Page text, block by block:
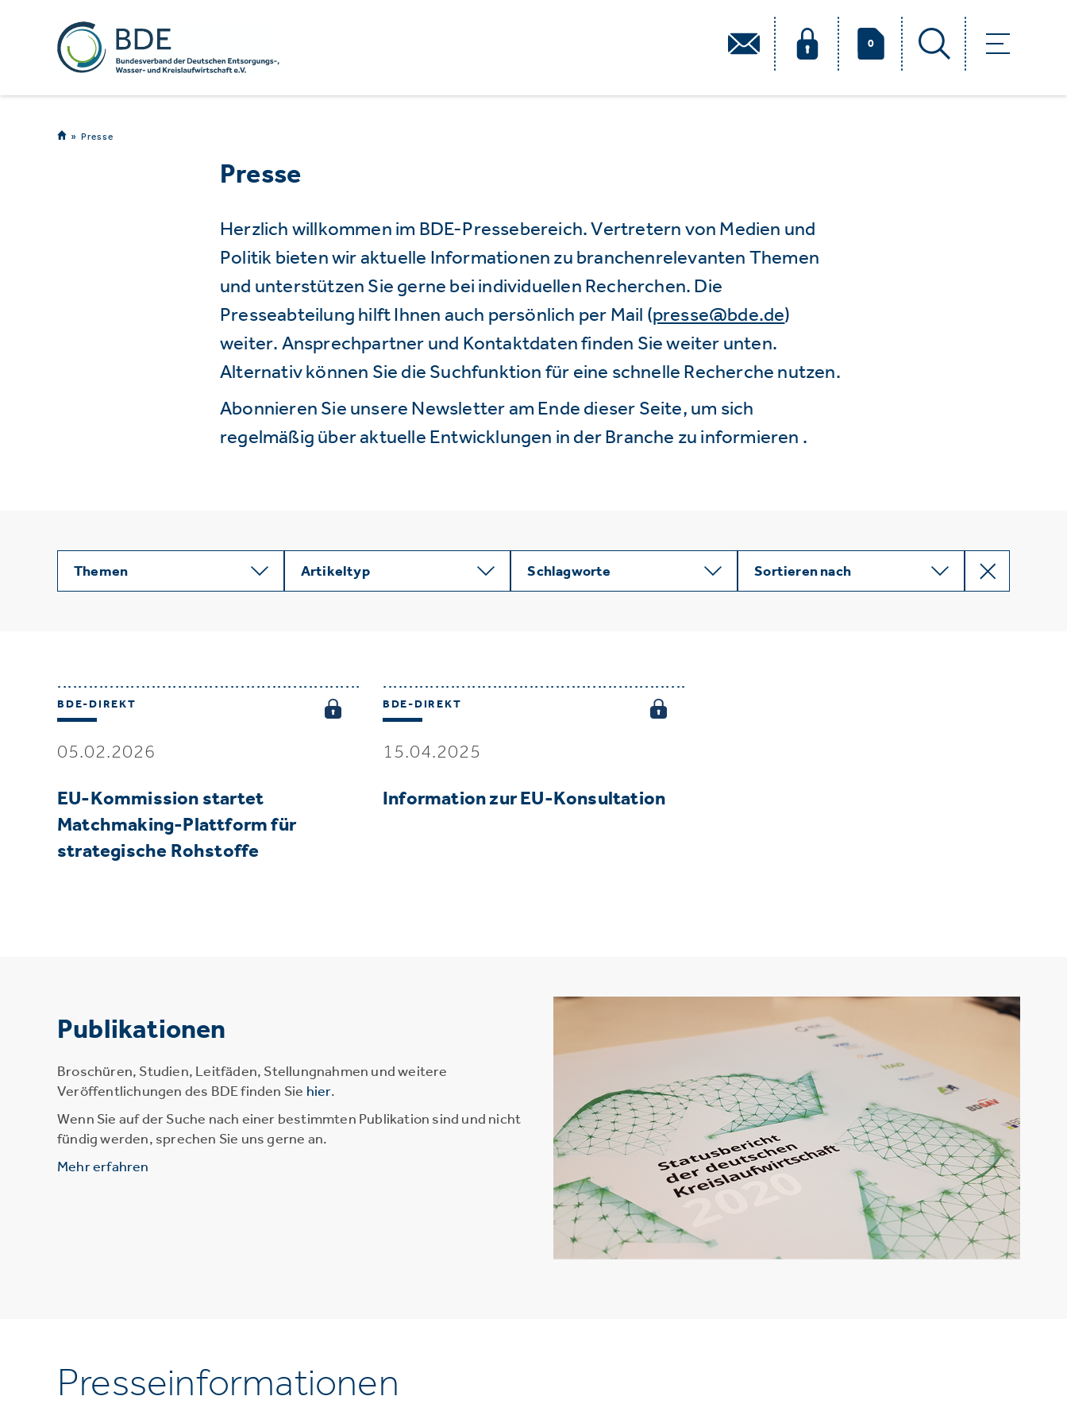
0
Presse
Presse
Herzlich willkommen im BDE-Pressebereich. Vertretern von Medien und
Politik bieten wir aktuelle Informationen zu branchenrelevanten Themen
und unterstützen Sie gerne bei individuellen Recherchen. Die
Presseabteilung hilft Ihnen auch persönlich per Mail (presse@bde.de)
weiter. Ansprechpartner und Kontaktdaten finden Sie weiter unten.
Alternativ können Sie die Suchfunktion für eine schnelle Recherche nutzen.
Abonnieren Sie unsere Newsletter am Ende dieser Seite, um sich
regelmäßig über aktuelle Entwicklungen in der Branche zu informieren .
Themen Artikeltyp Schlagworte Sortieren nach
BDE-DIREKT
05.02.2026
EU-Kommission startet
Matchmaking-Plattform für
strategische Rohstoffe
BDE-DIREKT
15.04.2025
Information zur EU-Konsultation
Publikationen
Broschüren, Studien, Leitfäden, Stellungnahmen und weitere
Veröffentlichungen des BDE finden Sie hier.
Wenn Sie auf der Suche nach einer bestimmten Publikation sind und nicht
fündig werden, sprechen Sie uns gerne an.
Mehr erfahren
Presseinformationen